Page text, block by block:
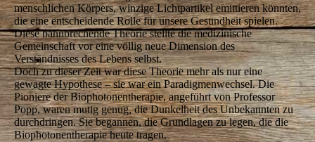
menschlichen Körpers, winzige Lichtpartikel emittieren könnten,
die eine entscheidende Rolle für unsere Gesundheit spielen.
Diese bahnbrechende Theorie stellte die medizinische
Gemeinschaft vor eine völlig neue Dimension des
Verständnisses des Lebens selbst.
Doch zu dieser Zeit war diese Theorie mehr als nur eine
gewagte Hypothese – sie war ein Paradigmenwechsel. Die
Pioniere der Biophotonentherapie, angeführt von Professor
Popp, waren mutig genug, die Dunkelheit des Unbekannten zu
durchdringen. Sie begannen, die Grundlagen zu legen, die die
Biophotonentherapie heute tragen.